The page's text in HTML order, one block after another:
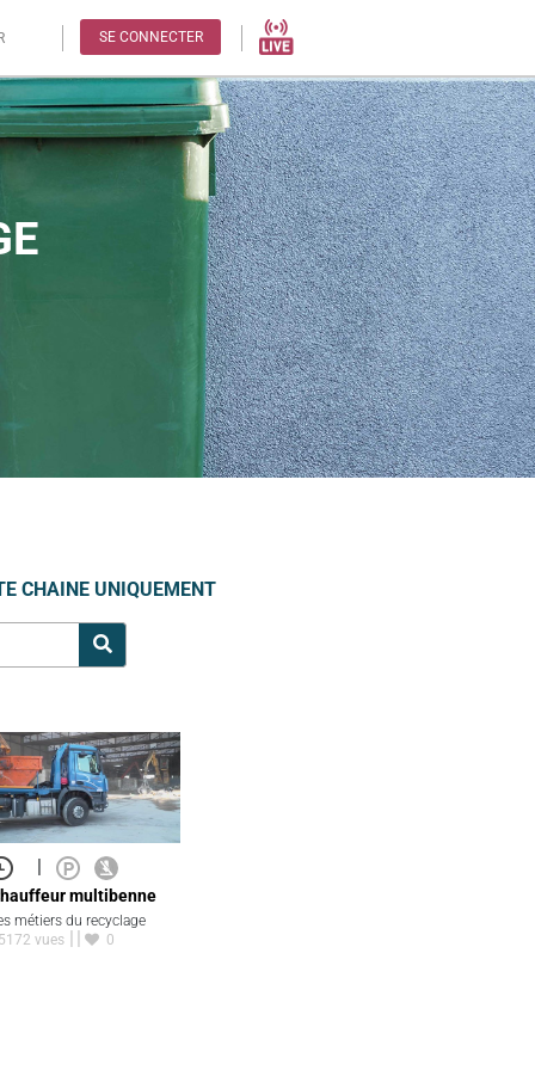
SE CONNECTER
CHAINE UNIQUEMENT
|
multibenne
métiers du recyclage
vues
0